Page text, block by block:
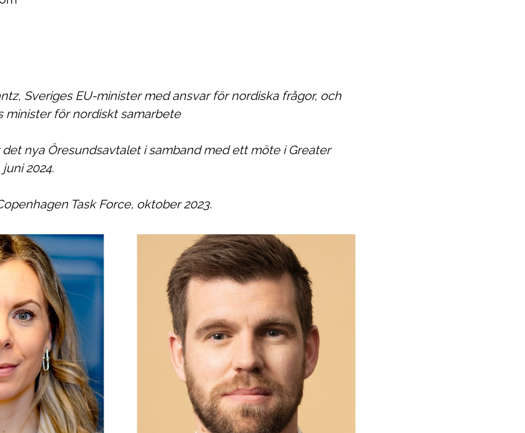
Sveriges EU-minister med ansvar för nordiska frågor, och
minister för nordiskt samarbete
nya Öresundsavtalet i samband med ett möte i Greater
2024.
Task Force, oktober 2023.